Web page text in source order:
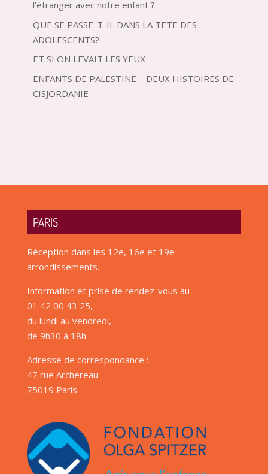
l’étranger avec notre enfant ?
QUE SE PASSE-T-IL DANS LA TETE DES
ADOLESCENTS?
ET SI ON LEVAIT LES YEUX
ENFANTS DE PALESTINE – DEUX HISTOIRES DE
CISJORDANIE
PARIS
Réception dans les 12e, 16e et 19e
arrondissements.
Information et prise de rendez-vous au
01 42 00 43 25,
du lundi au vendredi,
de 9h30 à 18h
Adresse de correspondance :
47 rue Archereau
75019 Paris